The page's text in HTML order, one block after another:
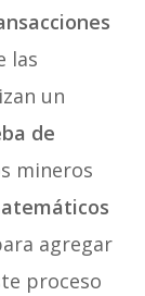
las
un
de
mineros
agregar
proceso